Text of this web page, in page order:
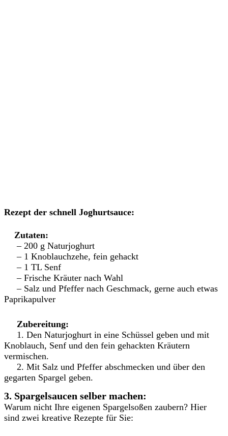
Rezept der schnell Joghurtsauce:
Zutaten:
– 200 g Naturjoghurt
– 1 Knoblauchzehe, fein gehackt
– 1 TL Senf
– Frische Kräuter nach Wahl
– Salz und Pfeffer nach Geschmack, gerne auch etwas
Paprikapulver
Zubereitung:
1. Den Naturjoghurt in eine Schüssel geben und mit
Knoblauch, Senf und den fein gehackten Kräutern
vermischen.
2. Mit Salz und Pfeffer abschmecken und über den
gegarten Spargel geben.
3. Spargelsaucen selber machen:
Warum nicht Ihre eigenen Spargelsoßen zaubern? Hier
sind zwei kreative Rezepte für Sie: